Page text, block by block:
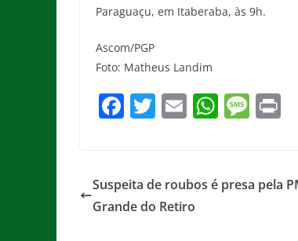
Paraguaçu, em Itaberaba, às 9h.
Ascom/PGP
Foto: Matheus Landim
F
e
b
T
er
E
l
W
s
M
a
Suspeita de roubos é presa pela
Grande do Retiro